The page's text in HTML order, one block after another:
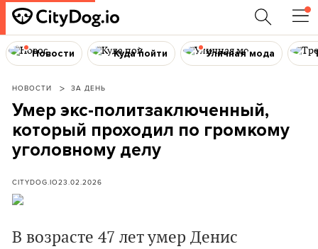
Новости Куда пойти Уличная мода
НОВОСТИ ЗА ДЕНЬ
Умер экс-политзаключенный,
который проходил по громкому
уголовному делу
CITYDOG.IO23.02.2026
В возрасте 47 лет умер Денис